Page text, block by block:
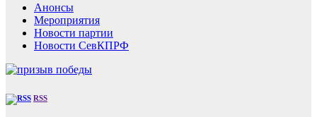
Анонсы
Мероприятия
Новости партии
Новости СевКПРФ
RSS